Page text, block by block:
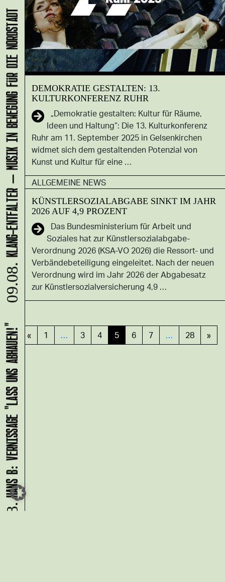
DEMOKRATIE GESTALTEN: 13.
KULTURKONFERENZ RUHR
„Demokratie gestalten: Kultur für Räume,
Ideen und Haltung“: Die 13. Kulturkonferenz
Ruhr am 11. September 2025 in Gelsenkirchen
widmet sich dem gestaltenden Potenzial von
Kunst und Kultur für eine …
ALLGEMEINE NEWS
KÜNSTLERSOZIALABGABE SINKT IM JAHR
2026 AUF 4,9 PROZENT
Das Bundesministerium für Arbeit und
Soziales hat zur Künstlersozialabgabe-
Verordnung 2026 (KSA-VO 2026) die Ressort- und
Verbändebeteiligung eingeleitet. Nach der neuen
Verordnung wird im Jahr 2026 der Abgabesatz
zur Künstlersozialversicherung 4,9 …
« 1 … 3 4 5 6 7 … 28 »
HANS B: VERNISSAGE "LASS UNS ABHAUEN!"
09.08.
KLANG-ENTFALTER – MUSIK IN BEWEGUNG FÜR DIE NORDSTADT